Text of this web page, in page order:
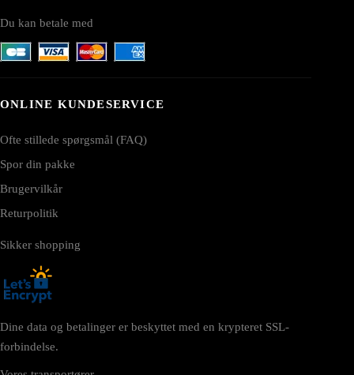
Du kan betale med
ONLINE KUNDESERVICE
Ofte stillede spørgsmål (FAQ)
Spor din pakke
Brugervilkår
Returpolitik
Sikker shopping
Dine data og betalinger er beskyttet med en krypteret SSL-
forbindelse.